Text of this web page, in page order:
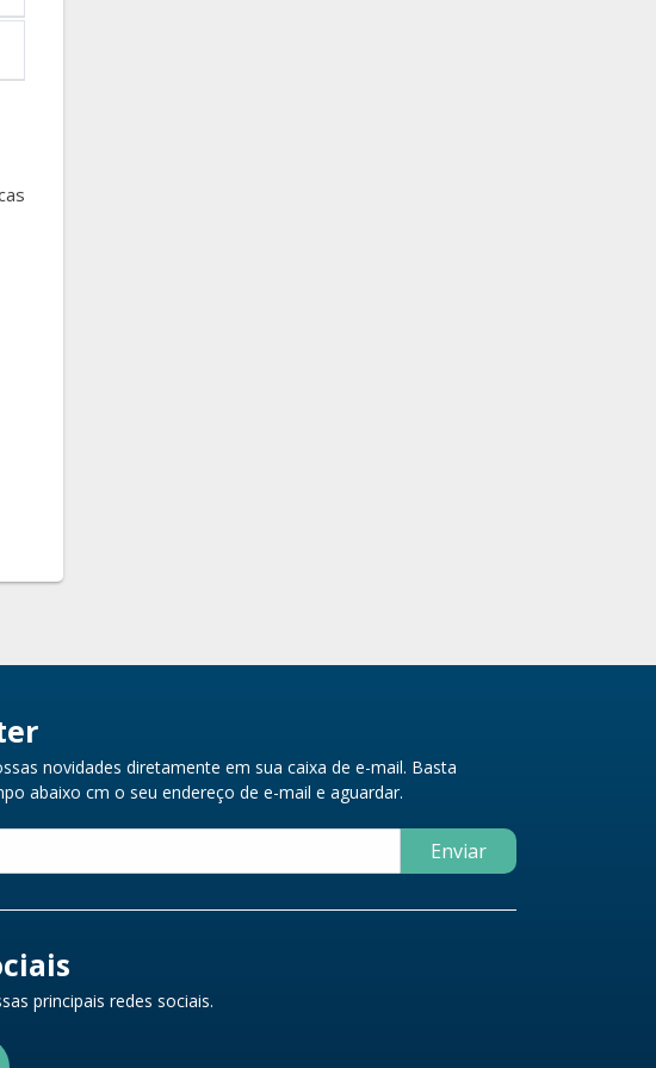
novidades diretamente em sua caixa de e-mail. Basta
abaixo cm o seu endereço de e-mail e aguardar.
Enviar
principais redes sociais.